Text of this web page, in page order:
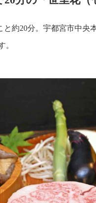
約20分。宇都宮市中央
。